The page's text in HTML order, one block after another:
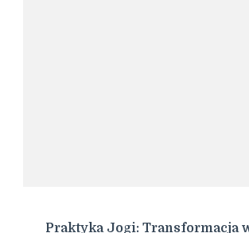
Praktyka Jogi: Transformacja